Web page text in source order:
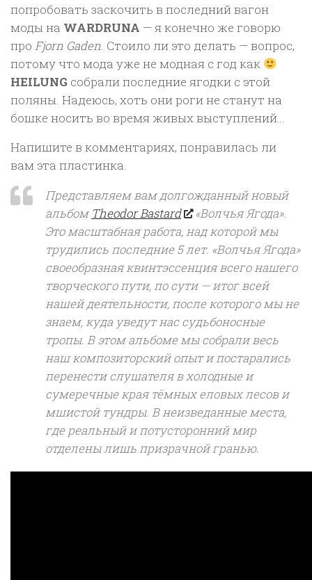
попробовать заскочить в последний вагон
моды на WARDRUNA — я конечно же говорю
про Fjorn Gaden. Стоило ли это делать — вопрос,
потому что мода уже не модная с год как
HEILUNG собрали последние ягодки с этой
поляны. Надеюсь, хоть они роги не станут на
бошке носить во время живых выступлений…
Напишите в комментариях, понравилась ли
вам эта пластинка.
Представляем вам долгожданный новый
альбом Theodor Bastard
«Волчья Ягода».
Это масштабная работа, над которой мы
трудились последние 5 лет. «Волчья Ягода»
своеобразная квинтэссенция всего нашего
творческого пути, по сути — итог всей
нашей деятельности, после которого мы не
знаем, куда уведут нас судьбоносные
тропы. В этом альбоме мы собрали весь
наш композиторский опыт и постарались
перенести слушателя в холодные и
сумеречные края тёмных еловых лесов и
мшистой тундры. В неизведанные места,
где реальный и потусторонний мир
отделены лишь призрачной гранью.